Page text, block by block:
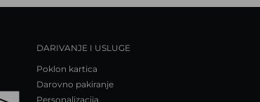
DARIVANJE I USLUGE
Poklon kartica
Darovno pakiranje
Personalizacija